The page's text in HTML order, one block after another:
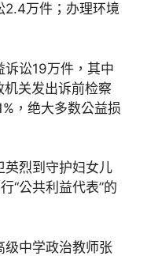
2.4万件；办理环境
诉讼19万件，其中
关发出诉前检察
，绝大多数公益损
英烈到守护妇女儿
“公共利益代表”的
级中学政治教师张